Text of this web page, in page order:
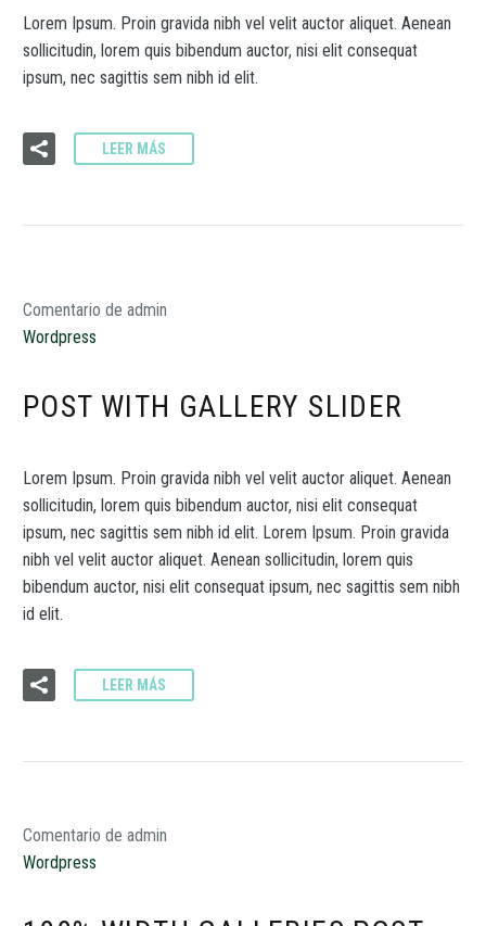
Lorem Ipsum. Proin gravida nibh vel velit auctor aliquet. Aenean
sollicitudin, lorem quis bibendum auctor, nisi elit consequat
ipsum, nec sagittis sem nibh id elit.
LEER MÁS
Comentario de admin
Wordpress
POST WITH GALLERY SLIDER
Lorem Ipsum. Proin gravida nibh vel velit auctor aliquet. Aenean
sollicitudin, lorem quis bibendum auctor, nisi elit consequat
ipsum, nec sagittis sem nibh id elit. Lorem Ipsum. Proin gravida
nibh vel velit auctor aliquet. Aenean sollicitudin, lorem quis
bibendum auctor, nisi elit consequat ipsum, nec sagittis sem nibh
id elit.
LEER MÁS
Comentario de admin
Wordpress